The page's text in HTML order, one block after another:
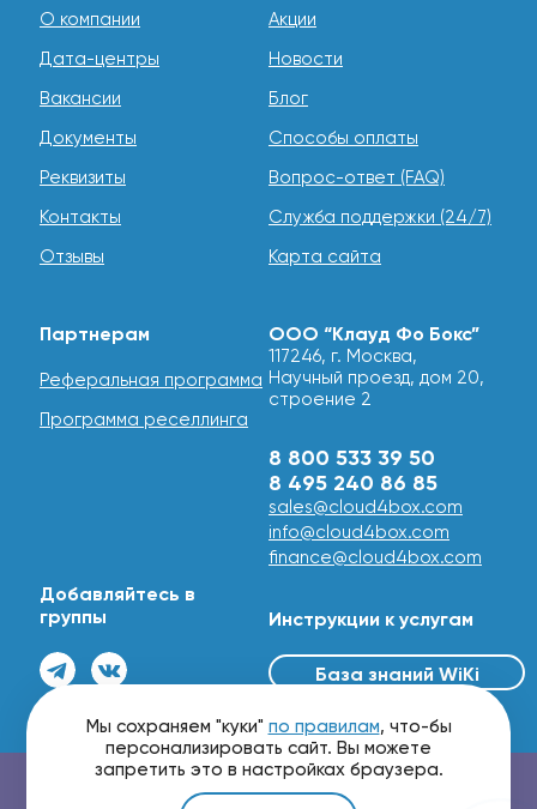
О компании
Дата-центры
Вакансии
Документы
Реквизиты
Контакты
Отзывы
Акции
Новости
Блог
Способы оплаты
Вопрос-ответ (FAQ)
Служба поддержки (24/7)
Карта сайта
Партнерам
Реферальная программа
Программа реселлинга
Добавляйтесь в
группы
ООО “Клауд Фо Бокс”
117246, г. Москва,
Научный проезд, дом 20,
строение 2
8 800 533 39 50
8 495 240 86 85
sales@cloud4box.com
info@cloud4box.com
finance@cloud4box.com
Инструкции к услугам
База знаний WiKi
© 2016 - 2026
Проверить маршрутизацию и скорость сети
Мы сохраняем "куки" по правилам, что-бы
персонализировать сайт. Вы можете
запретить это в настройках браузера.